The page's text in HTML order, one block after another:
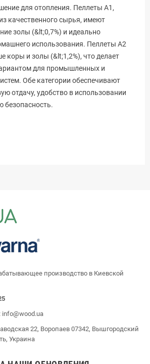
для отопления. Пеллеты A1,
качественного сырья, имеют
золы (&lt;0,7%) и идеально
использования. Пеллеты A2
коры и золы (&lt;1,2%), что делает
для промышленных и
Обе категории обеспечивают
отдачу, удобство в использовании
безопасность.
производство в Киевской
22, Воропаев 07342, Вышгородский
Украина